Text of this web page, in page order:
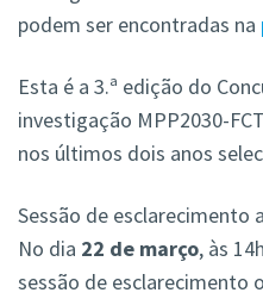
podem ser encontradas na
Esta é a 3.ª edição do
investigação MPP2030-
nos últimos dois anos
Sessão de esclarecimento
No dia 22 de março, às
sessão de esclarecimento